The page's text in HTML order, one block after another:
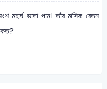
মহার্ঘ ভাতা পান। তাঁর মাসিক বেতন
কত?